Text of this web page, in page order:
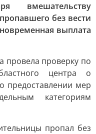
вмешательству
без вести
выплата
провела проверку по
центра о
предоставлении мер
категориям
пропал без